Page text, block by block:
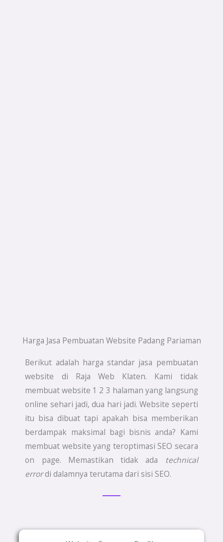
Harga Jasa Pembuatan Website Padang Pariaman
Berikut adalah harga standar jasa pembuatan
website di Raja Web Klaten. Kami tidak
membuat website 1 2 3 halaman yang langsung
online sehari jadi, dua hari jadi. Website seperti
itu bisa dibuat tapi apakah bisa memberikan
berdampak maksimal bagi bisnis anda? Kami
membuat website yang teroptimasi SEO secara
on page. Memastikan tidak ada
technical
errordi dalamnya terutama dari sisi SEO.